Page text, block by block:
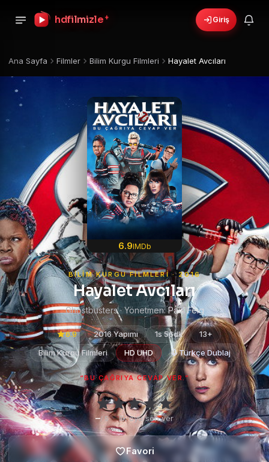
hdfilmizle + Giriş
Ana Sayfa Filmler Bilim Kurgu Filmleri Hayalet Avcıları
6.9IMDb
BILIM KURGU FILMLERI · 2016
Hayalet Avcıları
Ghostbusters · Yönetmen:Paul Feig
6.9 2016 Yapımı 1s 56dk
13+
Bilim Kurgu Filmleri
HD UHD Türkçe Dublaj
“BU ÇAĞRIYA CEVAP VER.”
–/ 5 · İlk oyu sen ver